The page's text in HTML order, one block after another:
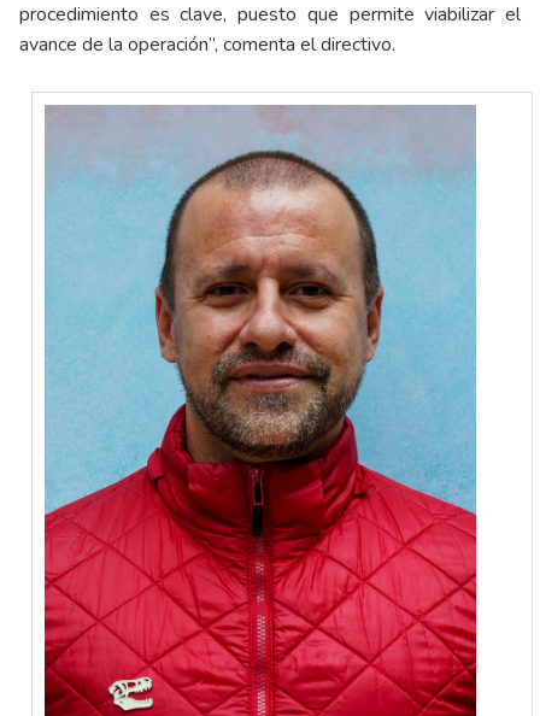
procedimiento es clave, puesto que permite viabilizar el
avance de la operación”, comenta el directivo.